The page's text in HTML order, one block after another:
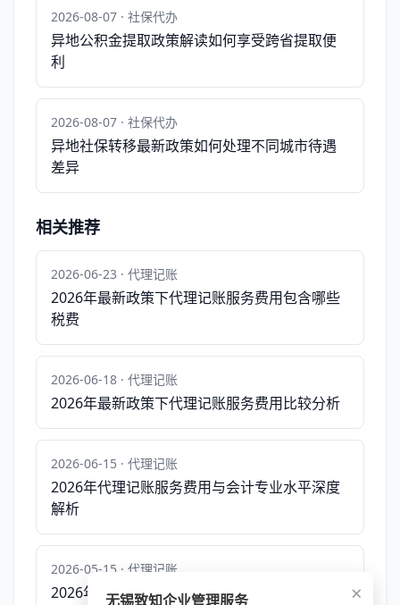
2026-08-07 · 社保代办
异地公积金提取政策解读如何享受跨省提取便
利
2026-08-07 · 社保代办
异地社保转移最新政策如何处理不同城市待遇
差异
相关推荐
2026-06-23 · 代理记账
2026年最新政策下代理记账服务费用包含哪些
税费
2026-06-18 · 代理记账
2026年最新政策下代理记账服务费用比较分析
2026-06-15 · 代理记账
2026年代理记账服务费用与会计专业水平深度
解析
2026-05-15 · 代理记账
2026年代理记账服务费用预算分析报告 ×
无锡致知企业管理服务